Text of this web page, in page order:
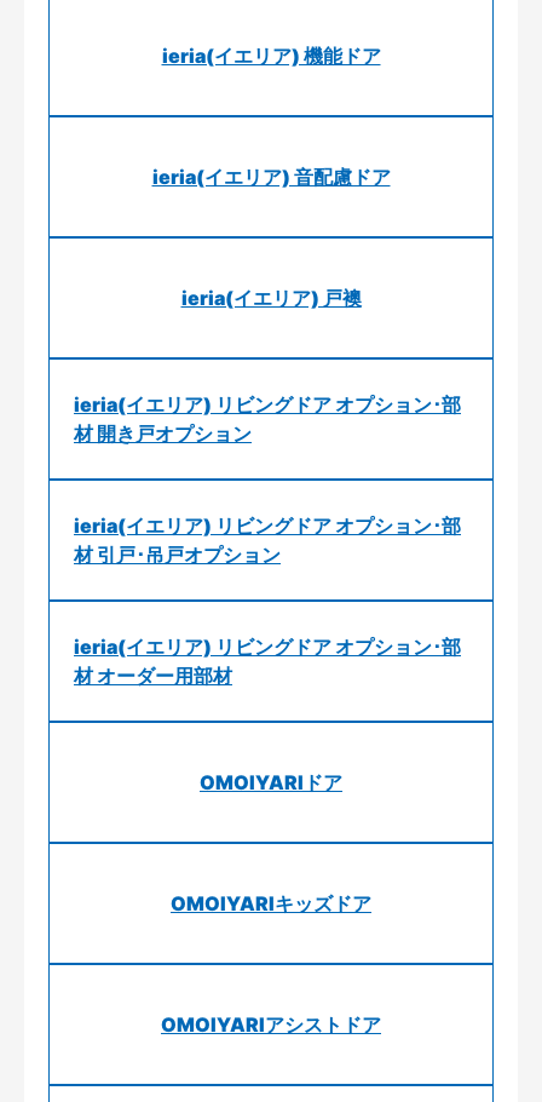
ieria(イエリア) 機能ドア
ieria(イエリア) 音配慮ドア
ieria(イエリア) 戸襖
ieria(イエリア) リビングドア オプション･部
材 開き戸オプション
ieria(イエリア) リビングドア オプション･部
材 引戸･吊戸オプション
ieria(イエリア) リビングドア オプション･部
材 オーダー用部材
OMOIYARIドア
OMOIYARIキッズドア
OMOIYARIアシストドア